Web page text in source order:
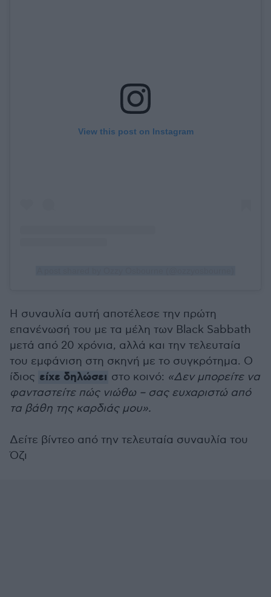
View this post on Instagram
Η συναυλία αυτή αποτέλεσε την πρώτη
επανένωσή του με τα μέλη των Black Sabbath
μετά από 20 χρόνια, αλλά και την τελευταία
του εμφάνιση στη σκηνή με το συγκρότημα. Ο
ίδιος είχε δηλώσει στο κοινό: «Δεν μπορείτε να
φανταστείτε πώς νιώθω – σας ευχαριστώ από
τα βάθη της καρδιάς μου».
Δείτε βίντεο από την τελευταία συναυλία του
Όζι